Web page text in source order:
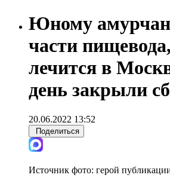
Юному
части
лечится в
день закрыли
20.06.2022 13:52
Поделиться
Источник фото: герой